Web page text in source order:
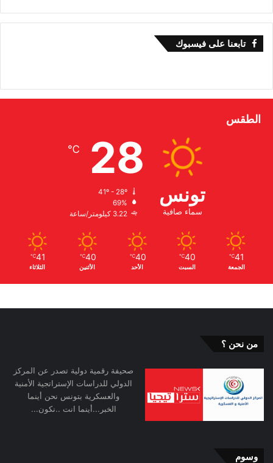
تابعنا على فيسبوك
الطقس
تونس
سماء صافية
28
℃
69%
3.22 كيلومتر/ساعة
41
℃
الجمعة
40
℃
السبت
40
℃
الأحد
40
℃
الأثنين
41
℃
الثلاثاء
من نحن ؟
صحيفة رقمية دولية تصدر عن المركز
الدولي للدراسات الإستراتجية الأمنية
والعسكرية بتونس نحن أينما
الخبر...أينما انت ..نكون...
وسوم